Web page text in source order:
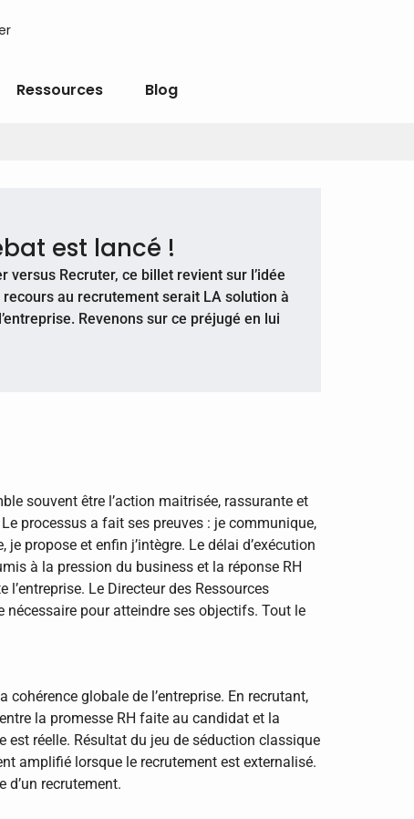
Ressources Blog
est lancé !
Recruter, ce billet revient sur l’idée
au recrutement serait LA solution à
Revenons sur ce préjugé en lui
souvent être l’action maitrisée, rassurante et
processus a fait ses preuves : je communique,
propose et enfin j’intègre. Le délai d’exécution
à la pression du business et la réponse RH
Le Directeur des Ressources
pour atteindre ses objectifs. Tout le
cohérence globale de l’entreprise. En recrutant,
la promesse RH faite au candidat et la
est réelle. Résultat du jeu de séduction classique
amplifié lorsque le recrutement est externalisé.
d’un recrutement.